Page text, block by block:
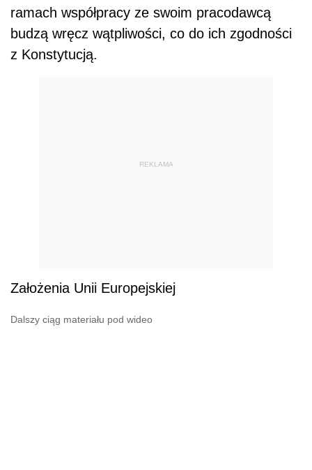
ramach współpracy ze swoim pracodawcą
budzą wręcz wątpliwości, co do ich zgodności
z Konstytucją.
REKLAMA
Założenia Unii Europejskiej
Dalszy ciąg materiału pod wideo